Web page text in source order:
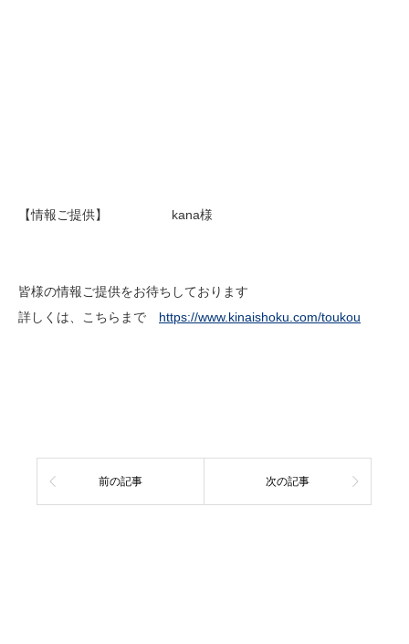
【情報ご提供】 kana様
皆様の情報ご提供をお待ちしております
詳しくは、こちらまで https://www.kinaishoku.com/toukou
前の記事 次の記事